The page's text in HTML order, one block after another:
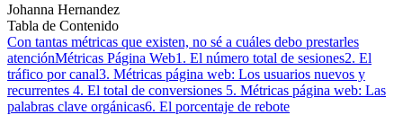
Johanna Hernandez
Tabla de Contenido
Con tantas métricas que existen, no sé a cuáles debo prestarles
atenciónMétricas Página Web1. El número total de sesiones2. El
tráfico por canal3. Métricas página web: Los usuarios nuevos y
recurrentes 4. El total de conversiones 5. Métricas página web: Las
palabras clave orgánicas6. El porcentaje de rebote